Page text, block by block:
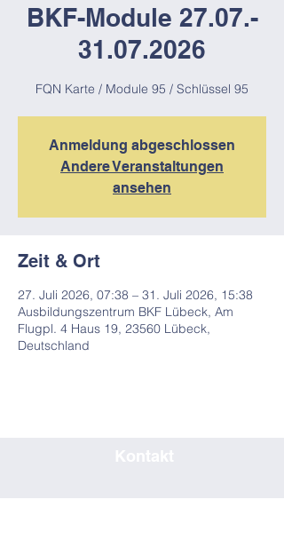
BKF-Module 27.07.-
31.07.2026
FQN Karte / Module 95 / Schlüssel 95
Anmeldung abgeschlossen
Andere Veranstaltungen
ansehen
Zeit & Ort
27. Juli 2026, 07:38 – 31. Juli 2026, 15:38
Ausbildungszentrum BKF Lübeck, Am
Flugpl. 4 Haus 19, 23560 Lübeck,
Deutschland